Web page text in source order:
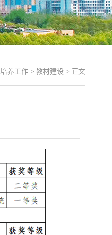
培养工作 > 教材建设 > 正文